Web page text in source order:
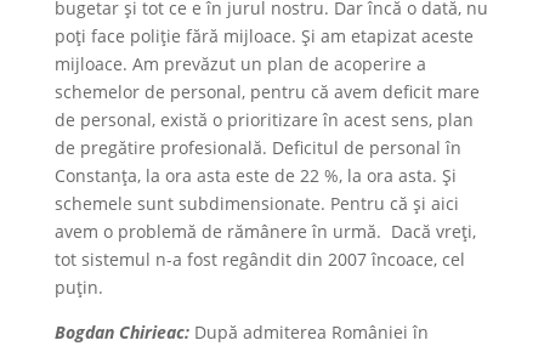
bugetar și tot ce e în jurul nostru. Dar încă o dată, nu
poți face poliție fără mijloace. Şi am etapizat aceste
mijloace. Am prevăzut un plan de acoperire a
schemelor de personal, pentru că avem deficit mare
de personal, există o prioritizare în acest sens, plan
de pregătire profesională. Deficitul de personal în
Constanța, la ora asta este de 22 %, la ora asta. Şi
schemele sunt subdimensionate. Pentru că și aici
avem o problemă de rămânere în urmă. Dacă vreți,
tot sistemul n-a fost regândit din 2007 încoace, cel
puțin.
Bogdan Chirieac:După admiterea României în